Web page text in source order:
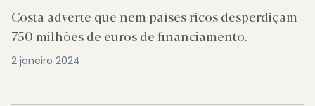
Costa adverte que nem países ricos desperdiçam
750 milhões de euros de financiamento.
2 janeiro 2024